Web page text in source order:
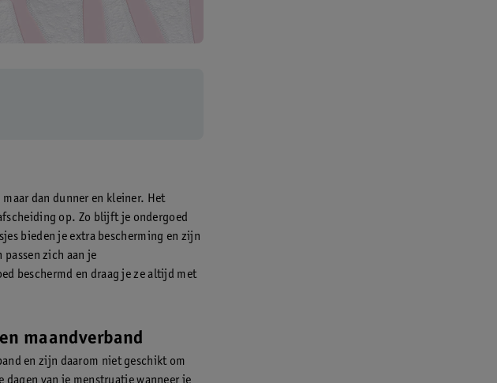
maar dan dunner en kleiner. Het
op. Zo blijft je ondergoed
bieden je extra bescherming en zijn
zich aan je
beschermd en draag je ze altijd met
maandverband
en zijn daarom niet geschikt om